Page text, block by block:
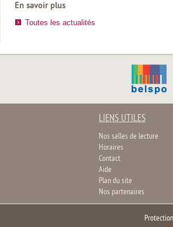
En savoir plus
Toutes les actualités
LIENS UTILES
Nos salles de lecture
Horaires
Contact
Aide
Plan du site
Nos partenaires